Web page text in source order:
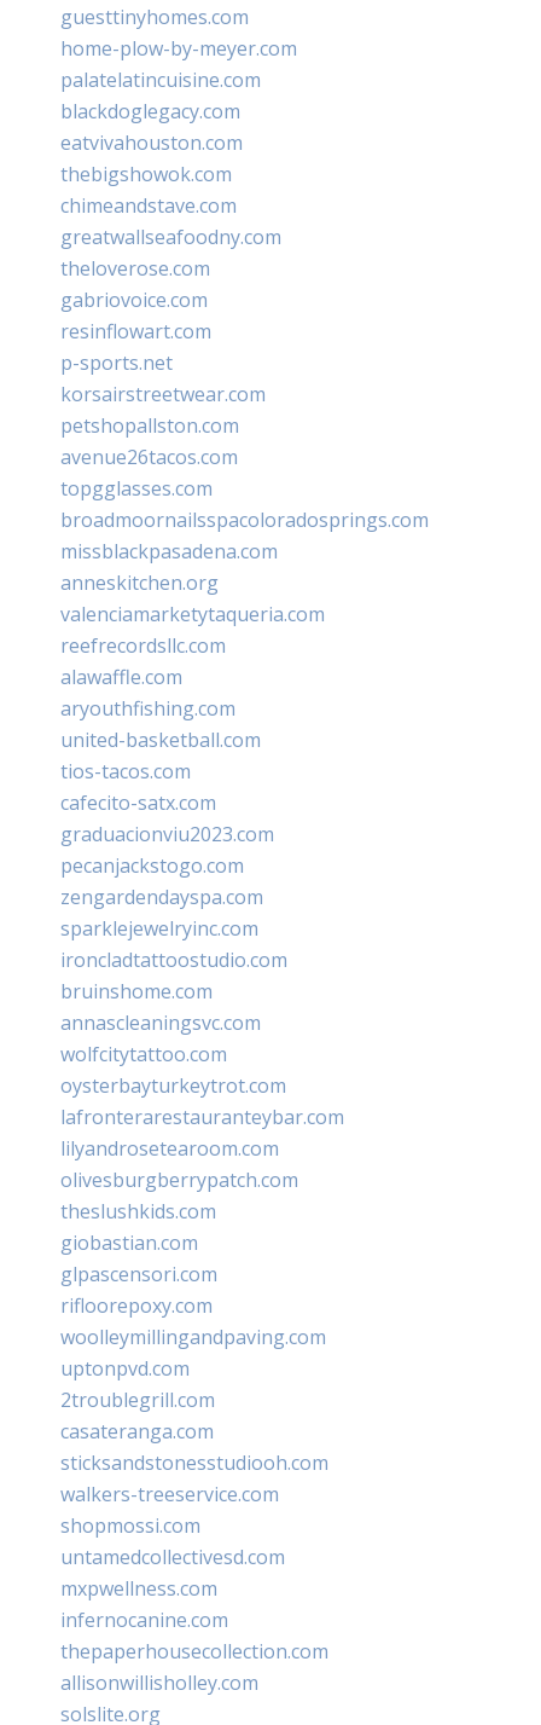
guesttinyhomes.com
home-plow-by-meyer.com
palatelatincuisine.com
blackdoglegacy.com
eatvivahouston.com
thebigshowok.com
chimeandstave.com
greatwallseafoodny.com
theloverose.com
gabriovoice.com
resinflowart.com
p-sports.net
korsairstreetwear.com
petshopallston.com
avenue26tacos.com
topgglasses.com
broadmoornailsspacoloradosprings.com
missblackpasadena.com
anneskitchen.org
valenciamarketytaqueria.com
reefrecordsllc.com
alawaffle.com
aryouthfishing.com
united-basketball.com
tios-tacos.com
cafecito-satx.com
graduacionviu2023.com
pecanjackstogo.com
zengardendayspa.com
sparklejewelryinc.com
ironcladtattoostudio.com
bruinshome.com
annascleaningsvc.com
wolfcitytattoo.com
oysterbayturkeytrot.com
lafronterarestauranteybar.com
lilyandrosetearoom.com
olivesburgberrypatch.com
theslushkids.com
giobastian.com
glpascensori.com
rifloorepoxy.com
woolleymillingandpaving.com
uptonpvd.com
2troublegrill.com
casateranga.com
sticksandstonesstudiooh.com
walkers-treeservice.com
shopmossi.com
untamedcollectivesd.com
mxpwellness.com
infernocanine.com
thepaperhousecollection.com
allisonwillisholley.com
solslite.org